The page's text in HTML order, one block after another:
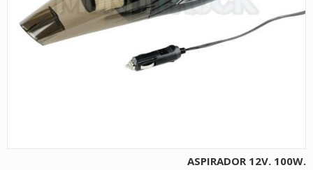
ASPIRADOR 12V. 100W.